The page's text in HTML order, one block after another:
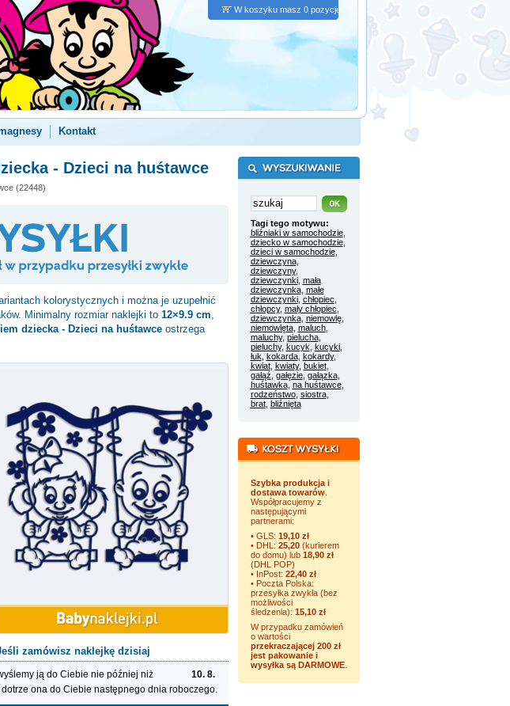
W koszyku masz 0 pozycje
Kontakt
- Dzieci na huśtawce
(22448)
kolorystycznych i można je uzupełnić
Minimalny rozmiar naklejki to 12×9.9 cm,
dziecka - Dzieci na huśtawceostrzega
zamówisz naklejkę dzisiaj
ją do Ciebie nie później niż
10. 8.
dotrze ona do Ciebie następnego dnia roboczego.
Tagi tego motywu:
bliźniaki w samochodzie,
dziecko w samochodzie,
dzieci w samochodzie,
dziewczyna,
dziewczyny,
dziewczynki, mała
dziewczynka, małe
dziewczynki, chłopiec
chłopcy, mały chłopiec
dziewczynka, niemowlę,
niemowlęta, maluch,
maluchy, pielucha,
pieluchy, kucyk kucyki,
łuk kokarda, kokardy,
kwiat, kwiaty, bukiet,
gałąź gałęzie, gałązka,
huśtawka, na huśtawce,
rodzeństwo, siostra,
brat, bliźnięta
Szybka produkcja i
dostawa towarów.
Współpracujemy z
następującymi
partnerami:
• GLS: 19,10 zł
• DHL: 25,20(kurierem
do domu) lub 18,90 zł
(DHL POP)
• InPost: 22,40 zł
• Poczta Polska:
przesyłka zwykła (bez
możliwości
śledzenia): 15,10 zł
W przypadku zamówień
o wartości
przekraczającej 200 zł
jest pakowanie i
wysyłka są DARMOWE.